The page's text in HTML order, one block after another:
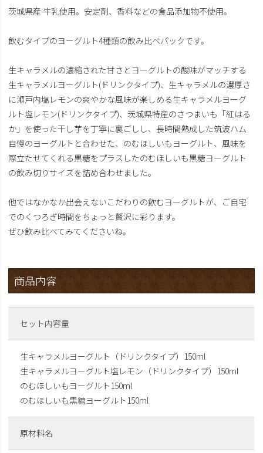
茨城県産 牛乳使用。安定剤、香料などの食品添加物不使用。
飲むタイプのヨーグルト4種類の飲み比べパックです。
生キャラメルの濃縮された甘さとヨーグルトの酸味がマッチする
生キャラメルヨーグルト(ドリンクタイプ)、生キャラメルの濃厚さ
に瀬戸内塩レモンの爽やかな風味が楽しめる生キャラメルヨーグ
ルト塩レモン(ドリンクタイプ)、茨城県特産のさつまいも「紅はる
か」を使った干し芋を丁寧に裏ごしし、長時間熟成した筑波ハム
自慢のヨーグルトと合わせた、のむほしいもヨーグルト、風味を
際立たせてくれる黒糖をプラスしたのむほしいも黒糖ヨーグルト
の飲み切りサイズを詰め合わせました。
他ではなかなか出会えないこだわりの飲むヨーグルトが、ご自宅
でのくつろぎ時間をちょっと贅沢に彩ります。
ぜひ飲み比べてみてくださいね。
商品内容
セット内容量
生キャラメルヨーグルト（ドリンクタイプ）150ml
生キャラメルヨーグルト塩レモン（ドリンクタイプ）150ml
のむほしいもヨーグルト150ml
のむほしいも黒糖ヨーグルト150ml
原材料名